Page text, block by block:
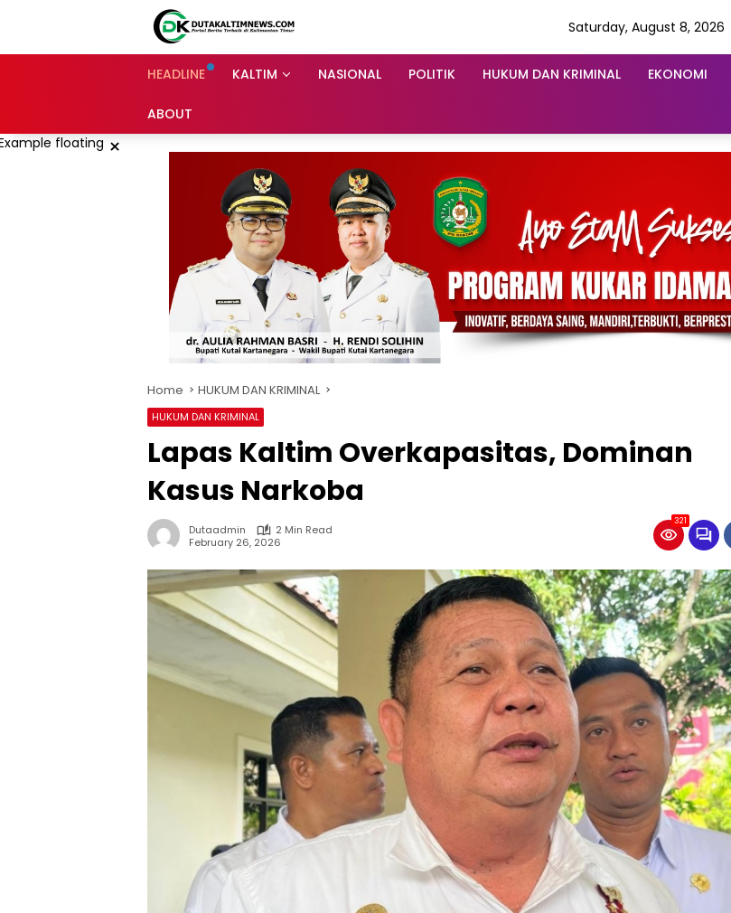
Saturday, August 8, 2026
HEADLINE KALTIM NASIONAL POLITIK HUKUM DAN KRIMINAL EKONOMI
ABOUT
×
Home HUKUM DAN KRIMINAL
HUKUM DAN KRIMINAL
Lapas Kaltim Overkapasitas, Dominan
Kasus Narkoba
Dutaadmin
2 Min Read
February 26, 2026
321